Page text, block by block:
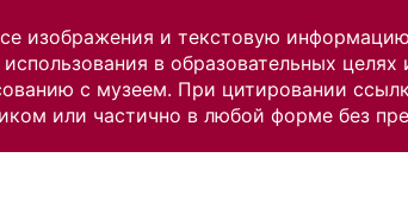
изображения и текстовую
в образовательных
с музеем. При цитировании
или частично в любой форме без